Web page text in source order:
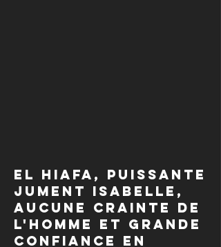
El hiafa, puissante
jument Isabelle,
aucune crainte de
l'homme et grande
confiance en